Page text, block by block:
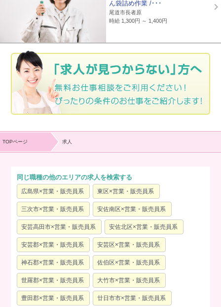
ん袋詰め作業 /･･･
尾道市長者原
時給 1,300円 ～ 1,400円
TOPページ 求人
同じ職種の他のエリアの求人を検索する
広島県×営業・販売員系 東区×営業・販売員系
三次市×営業・販売員系 安佐南区×営業・販売員系
安芸高田市×営業・販売員系 安佐北区×営業・販売員系
安芸郡×営業・販売員系 安芸区×営業・販売員系
神石郡×営業・販売員系 佐伯区×営業・販売員系
世羅郡×営業・販売員系 大竹市×営業・販売員系
豊田郡×営業・販売員系 廿日市市×営業・販売員系